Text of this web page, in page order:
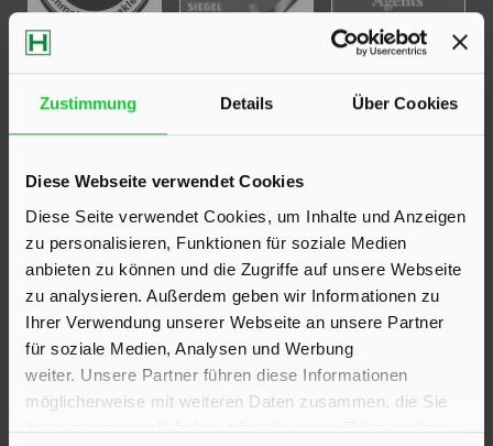
Zustimmung Details Über Cookies
Diese Webseite verwendet Cookies
Diese Seite verwendet Cookies, um Inhalte und Anzeigen
zu personalisieren, Funktionen für soziale Medien
anbieten zu können und die Zugriffe auf unsere Webseite
zu analysieren. Außerdem geben wir Informationen zu
Ihrer Verwendung unserer Webseite an unsere Partner
für soziale Medien, Analysen und Werbung
weiter. Unsere Partner führen diese Informationen
möglicherweise mit weiteren Daten zusammen, die Sie
Hinrichsen Immobilien GmbH
23795 Klein Rönnau
Bollmoor 2
Telefon:04551 901690
24568 Kaltenkirchen